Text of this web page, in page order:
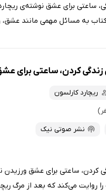
ساعتی برای عشق نوشته‌ی
به مسائل مهمی مانند عشق،
کردن، ساعتی برای
ریچارد کارلسون
نشر صوتی نیک
کردن، ساعتی برای عشق ورزیدن
روایت می‌کند که بعد از مرگ